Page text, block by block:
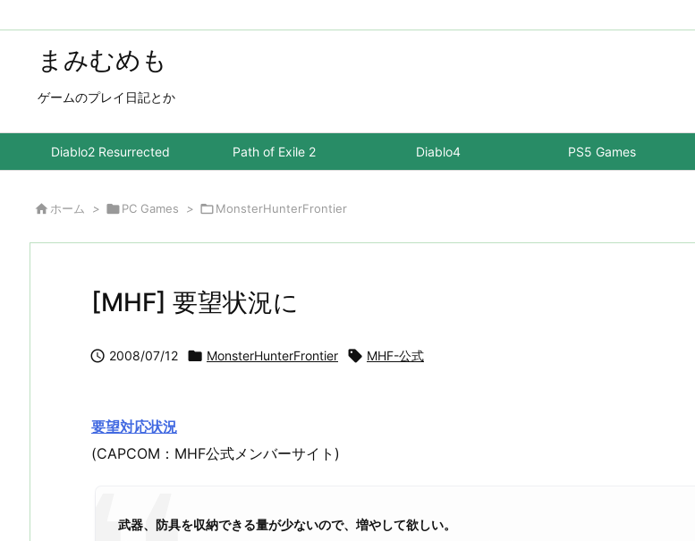
まみむめも
ゲームのプレイ日記とか
Diablo2 Resurrected Path of Exile 2 Diablo4 PS5 Games
 ホーム > PC Games > MonsterHunterFrontier
[MHF] 要望状況に
 2008/07/12  MonsterHunterFrontier  MHF-公式
要望対応状況
(CAPCOM：MHF公式メンバーサイト)
武器、防具を収納できる量が少ないので、増やして欲しい。